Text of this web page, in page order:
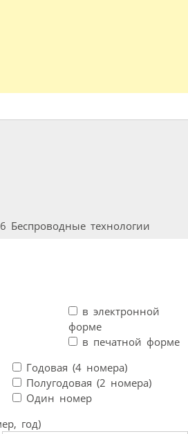
Беспроводные технологии
в электронной
форме
в печатной форме
Годовая (4 номера)
Полугодовая (2 номера)
Один номер
год)